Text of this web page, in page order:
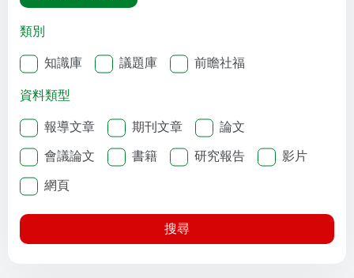
類別
知識庫 議題庫 前瞻社福
資料類型
報導文章 期刊文章 論文
會議論文 書籍 研究報告 影片
網頁
搜尋